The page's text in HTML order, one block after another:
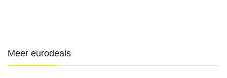
Meer eurodeals